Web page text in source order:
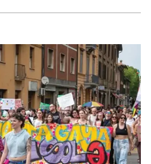
«Continueremo a
della Recter a ridosso
Hera di via Brenta
della Virtus Davide Fiumi
ambire a nuovi traguardi, ma
un tifoso»
casa abbandonata, grave